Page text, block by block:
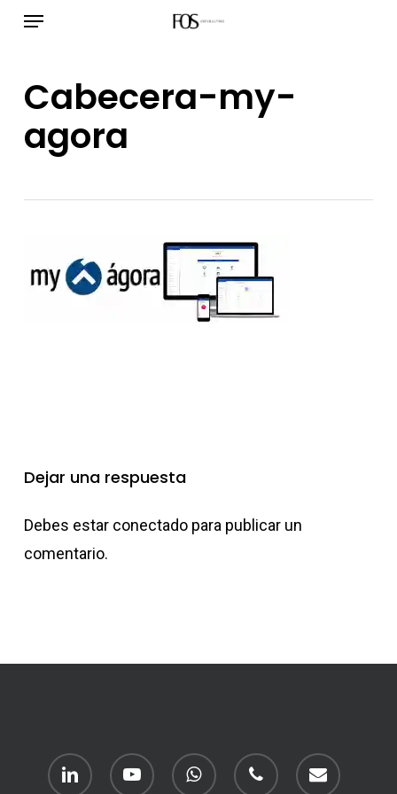
principal
Menú
Cabecera-my-
agora
Dejar una respuesta
Debes estar conectadopara publicar un
comentario.
linkedin youtube whatsapp phone email